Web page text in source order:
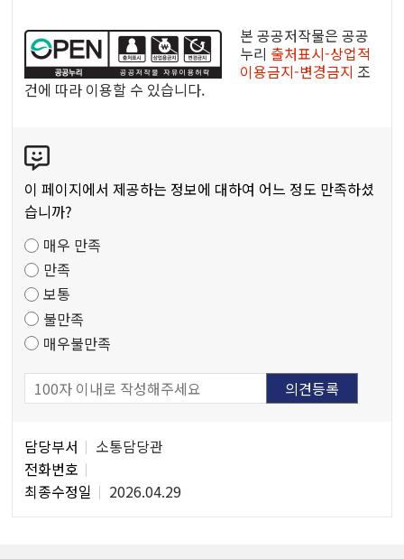
공
리
공
저
작
물
본 공공저작물은 공공
누리 출처표시-상업적
이용금지-변경금지 조
건에 따라 이용할 수 있습니다.
텐
츠
만
도
조
사
이 페이지에서 제공하는 정보에 대하여 어느 정도 만족하셨
습니까?
매우 만족
만족
보통
불만족
매우불만족
당
자
정
담당부서
소통담당관
전화번호
최종수정일
2026.04.29